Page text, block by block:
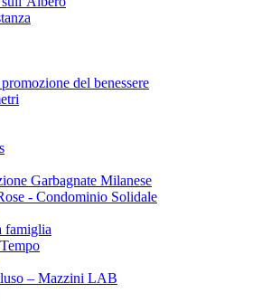
del benessere
Garbagnate Milanese
- Condominio Solidale
famiglia
– Mazzini LAB